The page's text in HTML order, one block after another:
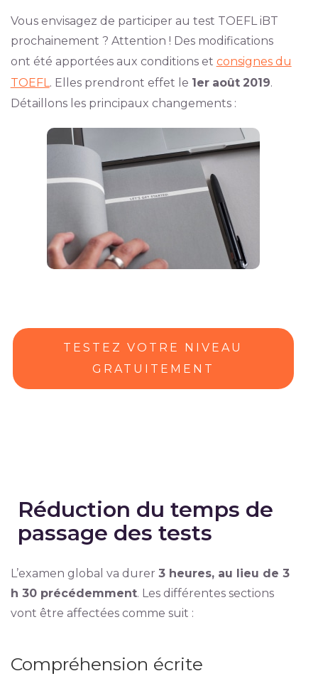
Vous envisagez de participer au test TOEFL iBT
prochainement ? Attention ! Des modifications
ont été apportées aux conditions et consignes du
TOEFL. Elles prendront effet le 1er août 2019.
Détaillons les principaux changements :
TESTEZ VOTRE NIVEAU
GRATUITEMENT
Réduction du temps de
passage des tests
L’examen global va durer 3 heures, au lieu de 3
h 30 précédemment. Les différentes sections
vont être affectées comme suit :
Compréhension écrite